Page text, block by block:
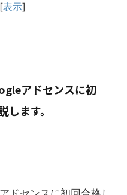
[表示]
アドセンスに初
ます。